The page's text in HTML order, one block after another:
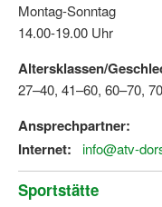
Ferienfreizeiten
Kinder- und
Kinderschutz im
Montag-Sonntag
14.00-19.00 Uhr
Altersklassen/
27–40, 41–60, 60–70,
Ansprechpartner:
Internet:
info@atv-
Sportstätte